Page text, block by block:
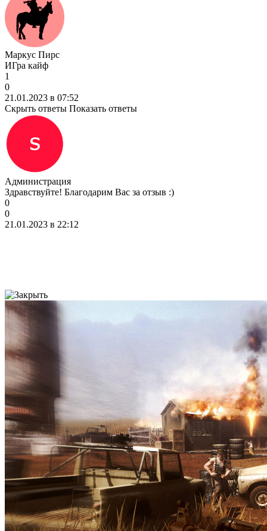
Маркус Пирс
ИГра кайф
1
0
21.01.2023 в 07:52
Скрыть ответы Показать ответы
Администрация
Здравствуйте! Благодарим Вас за отзыв :)
0
0
21.01.2023 в 22:12